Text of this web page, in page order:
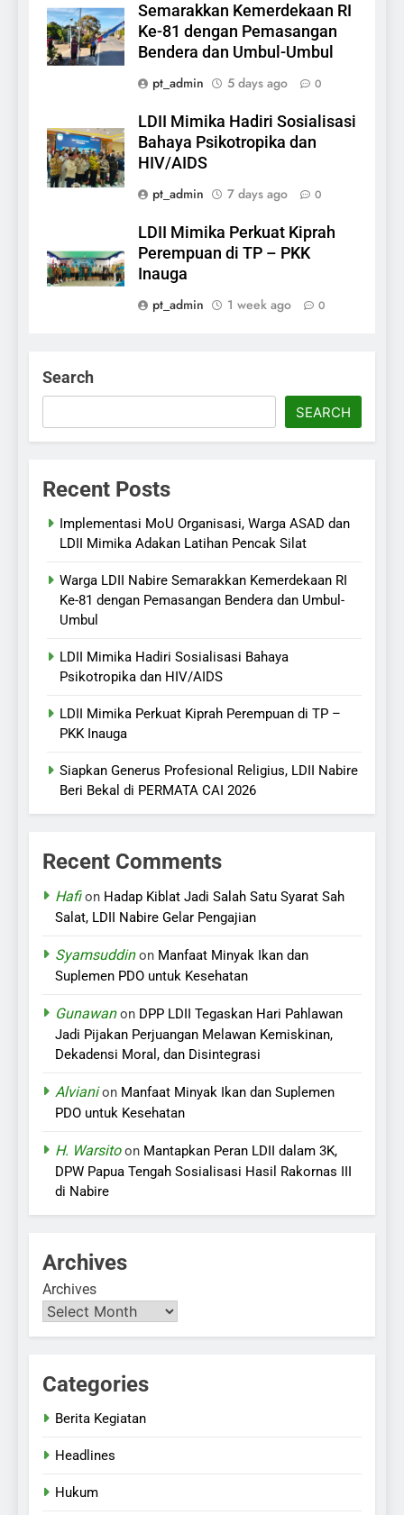
Semarakkan Kemerdekaan RI
Ke-81 dengan Pemasangan
Bendera dan Umbul-Umbul
pt_admin
5 days ago 0
LDII Mimika Hadiri Sosialisasi
Bahaya Psikotropika dan
HIV/AIDS
pt_admin
7 days ago 0
LDII Mimika Perkuat Kiprah
Perempuan di TP – PKK
Inauga
pt_admin
1 week ago 0
Search
SEARCH
Recent Posts
Implementasi MoU Organisasi, Warga ASAD dan
LDII Mimika Adakan Latihan Pencak Silat
Warga LDII Nabire Semarakkan Kemerdekaan RI
Ke-81 dengan Pemasangan Bendera dan Umbul-
Umbul
LDII Mimika Hadiri Sosialisasi Bahaya
Psikotropika dan HIV/AIDS
LDII Mimika Perkuat Kiprah Perempuan di TP –
PKK Inauga
Siapkan Generus Profesional Religius, LDII Nabire
Beri Bekal di PERMATA CAI 2026
Recent Comments
Hafion Hadap Kiblat Jadi Salah Satu Syarat Sah
Salat, LDII Nabire Gelar Pengajian
Syamsuddinon Manfaat Minyak Ikan dan
Suplemen PDO untuk Kesehatan
Gunawanon DPP LDII Tegaskan Hari Pahlawan
Jadi Pijakan Perjuangan Melawan Kemiskinan,
Dekadensi Moral, dan Disintegrasi
Alvianion Manfaat Minyak Ikan dan Suplemen
PDO untuk Kesehatan
H. Warsitoon Mantapkan Peran LDII dalam 3K,
DPW Papua Tengah Sosialisasi Hasil Rakornas III
di Nabire
Archives
Archives
Categories
Berita Kegiatan
Headlines
Hukum